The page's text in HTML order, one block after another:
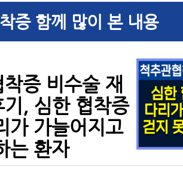
증 함께 많이 본 내용
증 비수술 재
기, 심한 협착증
가 가늘어지고
는 환자